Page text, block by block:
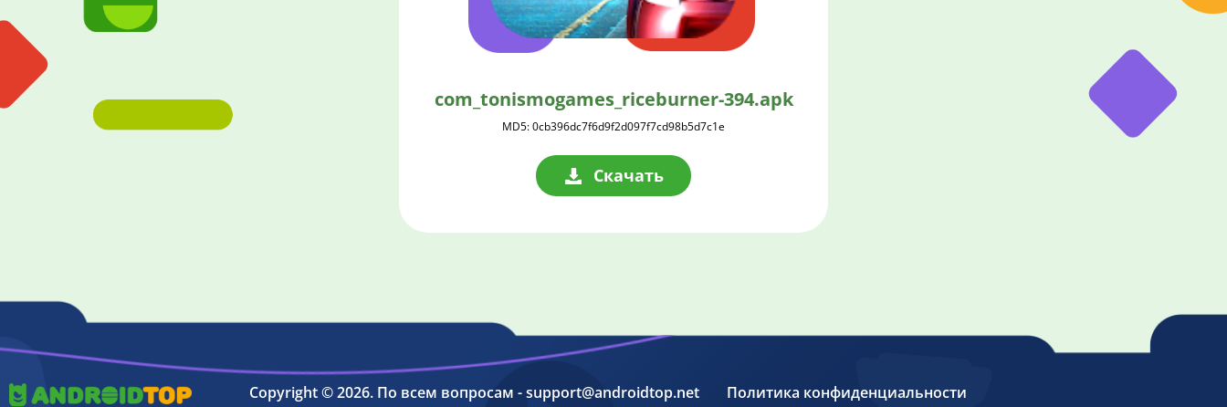
com_tonismogames_riceburner-394.apk
MD5: 0cb396dc7f6d9f2d097f7cd98b5d7c1e
Скачать
Copyright © 2026. По всем вопросам - support@androidtop.net Политика конфиденциальности